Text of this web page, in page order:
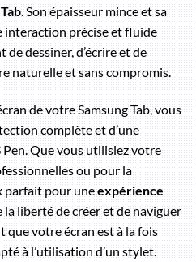
Tab. Son épaisseur mince et sa
interaction précise et fluide
de dessiner, d’écrire et de
naturelle et sans compromis.
de votre Samsung Tab, vous
complète et d’une
Que vous utilisiez votre
ou pour la
parfait pour uneexpérience
la liberté de créer et de naviguer
votre écran est à la fois
à l’utilisation d’un stylet.